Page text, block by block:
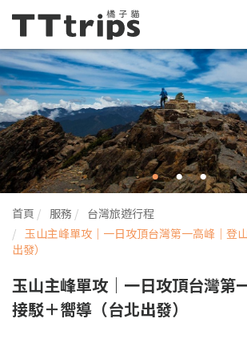
首頁 服務
台灣旅遊行程
玉山主峰單攻｜一日攻頂台灣第一高峰｜登
出發）
玉山主峰單攻｜一日攻頂台灣第
接駁＋嚮導（台北出發）